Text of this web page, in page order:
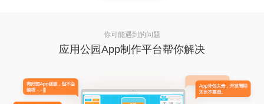
你可能遇到的问题
应用公园App制作平台帮你解决